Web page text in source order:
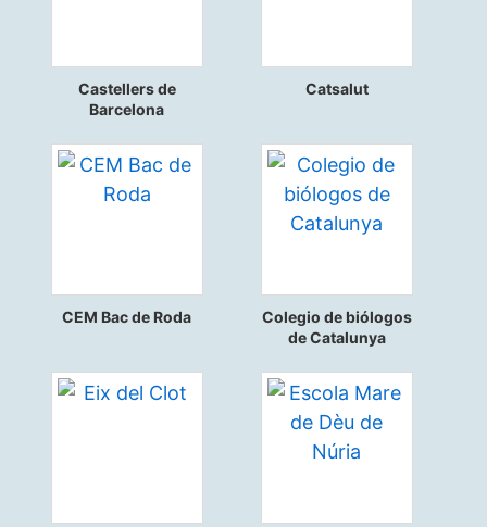
Castellers de
Barcelona
Catsalut
CEM Bac de Roda
Colegio de biólogos
de Catalunya